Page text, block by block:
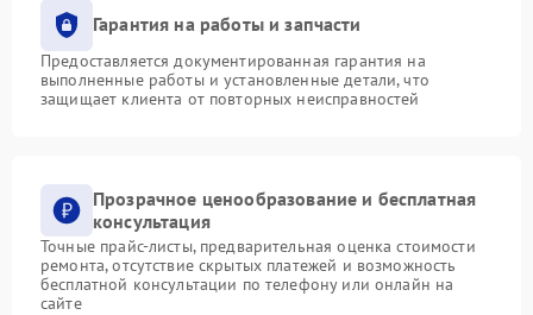
Гарантия на работы и запчасти
Предоставляется документированная гарантия на
выполненные работы и установленные детали, что
защищает клиента от повторных неисправностей
Прозрачное ценообразование и бесплатная
консультация
Точные прайс-листы, предварительная оценка стоимости
ремонта, отсутствие скрытых платежей и возможность
бесплатной консультации по телефону или онлайн на
сайте